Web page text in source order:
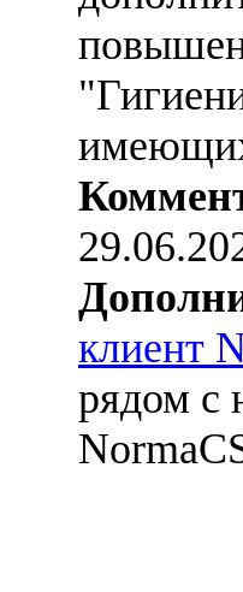
клиент
рядом с